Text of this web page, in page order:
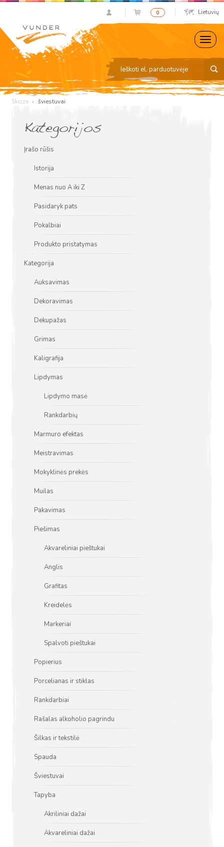
0 Lietuvių
Skizze šviestuvai
Kategorijos
Įrašo rūšis
Istorija
Menas nuo A iki Z
Pasidaryk pats
Pokalbiai
Produkto pristatymas
Kategorija
Auksavimas
Dekoravimas
Dekupažas
Grimas
Kaligrafija
Lipdymas
Lipdymo masė
Rankdarbių
Marmuro efektas
Meistravimas
Mokyklinės prekės
Muilas
Pakavimas
Piešimas
Akvareliniai pieštukai
Anglis
Grafitas
Kreidelės
Markeriai
Spalvoti pieštukai
Popierius
Porcelianas ir stiklas
Rankdarbiai
Rašalas alkoholio pagrindu
Šilkas ir tekstilė
Spauda
Šviestuvai
Tapyba
Akriliniai dažai
Akvareliniai dažai